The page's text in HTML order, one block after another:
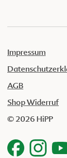
Impressum
AGB
Shop Widerruf
© 2026 HiPP